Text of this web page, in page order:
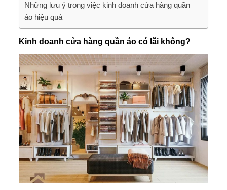
Những lưu ý trong việc kinh doanh cửa hàng quần
áo hiệu quả
Kinh doanh cửa hàng quần áo có lãi không?